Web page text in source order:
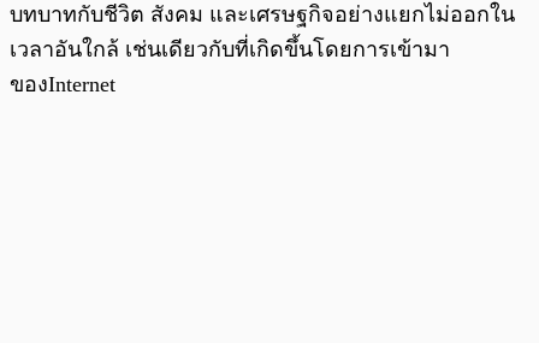
บทบาทกับชีวิต สังคม และเศรษฐกิจอย่างแยกไม่ออกใน
เวลาอันใกล้ เช่นเดียวกับที่เกิดขึ้นโดยการเข้ามา
ของInternet